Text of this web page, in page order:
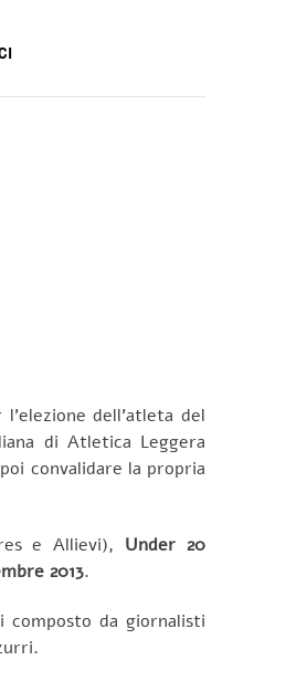
dell’atleta del
di Atletica Leggera
convalidare la propria
e Allievi), Under 20
2013.
da giornalisti